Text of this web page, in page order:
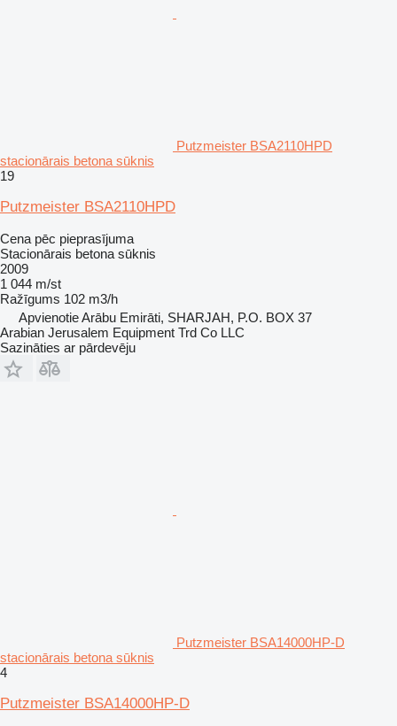
Putzmeister BSA2110HPD
stacionārais betona sūknis
19
Putzmeister BSA2110HPD
Cena pēc pieprasījuma
Stacionārais betona sūknis
2009
1 044 m/st
Ražīgums 102 m3/h
Apvienotie Arābu Emirāti, SHARJAH, P.O. BOX 37
Arabian Jerusalem Equipment Trd Co LLC
Sazināties ar pārdevēju
Putzmeister BSA14000HP-D
stacionārais betona sūknis
4
Putzmeister BSA14000HP-D